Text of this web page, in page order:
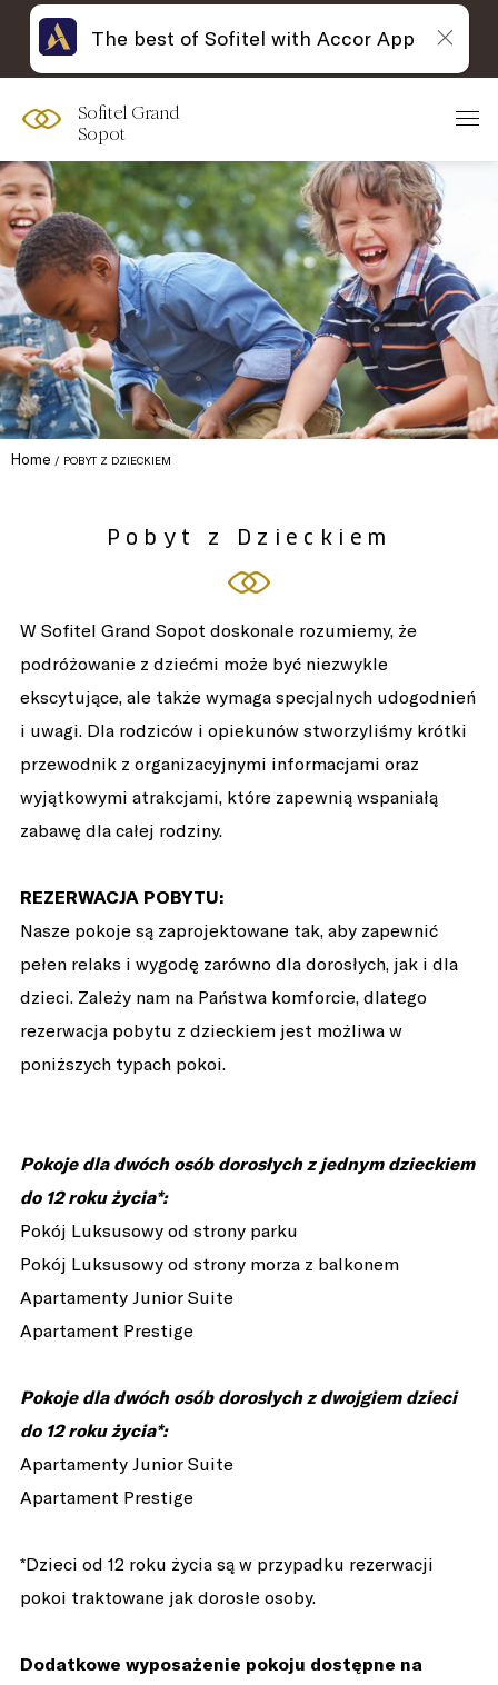
Sofitel Grand
Sopot
Home POBYT Z DZIECKIEM
Pobyt z Dzieckiem
W Sofitel Grand Sopot doskonale rozumiemy, że
podróżowanie z dziećmi może być niezwykle
ekscytujące, ale także wymaga specjalnych udogodnień
i uwagi. Dla rodziców i opiekunów stworzyliśmy krótki
przewodnik z organizacyjnymi informacjami oraz
wyjątkowymi atrakcjami, które zapewnią wspaniałą
zabawę dla całej rodziny.
REZERWACJA POBYTU:
Nasze pokoje są zaprojektowane tak, aby zapewnić
pełen relaks i wygodę zarówno dla dorosłych, jak i dla
dzieci. Zależy nam na Państwa komforcie, dlatego
rezerwacja pobytu z dzieckiem jest możliwa w
poniższych typach pokoi.
Pokoje dla dwóch osób dorosłych z jednym dzieckiem
do 12 roku życia*:
Pokój Luksusowy od strony parku
Pokój Luksusowy od strony morza z balkonem
Apartamenty Junior Suite
Apartament Prestige
Pokoje dla dwóch osób dorosłych z dwojgiem dzieci
do 12 roku życia*:
Apartamenty Junior Suite
Apartament Prestige
*Dzieci od 12 roku życia są w przypadku rezerwacji
pokoi traktowane jak dorosłe osoby.
Dodatkowe wyposażenie pokoju dostępne na
The best of Sofitel with Accor App